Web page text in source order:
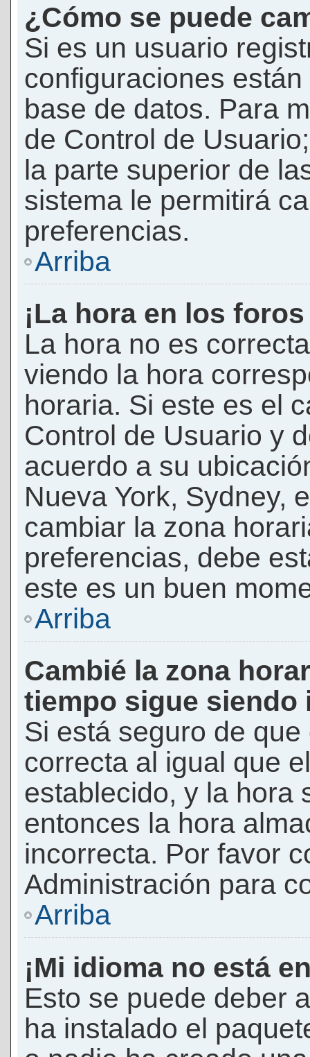
¿Cómo se puede
Si es un usuario
configuraciones
base de datos. Para
de Control de
la parte superior de
sistema le permitirá
preferencias.
Arriba
¡La hora en los
La hora no es
viendo la hora
horaria. Si este es el
Control de Usuario y
acuerdo a su
Nueva York, Sydney,
cambiar la zona
preferencias, debe
este es un buen
Arriba
Cambié la zona
tiempo sigue siendo
Si está seguro de
correcta al igual que
establecido, y la hora
entonces la hora
incorrecta. Por favor
Administración para
Arriba
¡Mi idioma no está
Esto se puede deber
ha instalado el